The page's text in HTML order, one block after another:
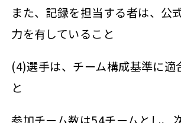
また、記録を担当する者は、公
力を有していること
(4)選手は、チーム構成基準に適
と